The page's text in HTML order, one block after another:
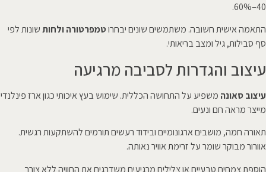
40–60%.
התאמה אישית חשובה. משתמשים שונים יבחרוטמפרטורה ולחותשונות לפי
סף סבילות, גיל ומצב בריאותי.
עיצוב והגדרות לסביבה מרגיעה
עיצוב סאונה משפיע על התחושה הכללית. שימוש בעץ איכותי כגון ארז פינלנדי
מייצר מראה חם ונעים.
תאורה חמה, מושבים ארגונומיים ובידוד רעשים תורמים להשתקעות רגשית.
אוורור מבוקר שומר על זרימת אוויר נאותה.
הוספת צמחים טבעיים או צלילים מרגיעים משדרגים את החוויה ללא צורך